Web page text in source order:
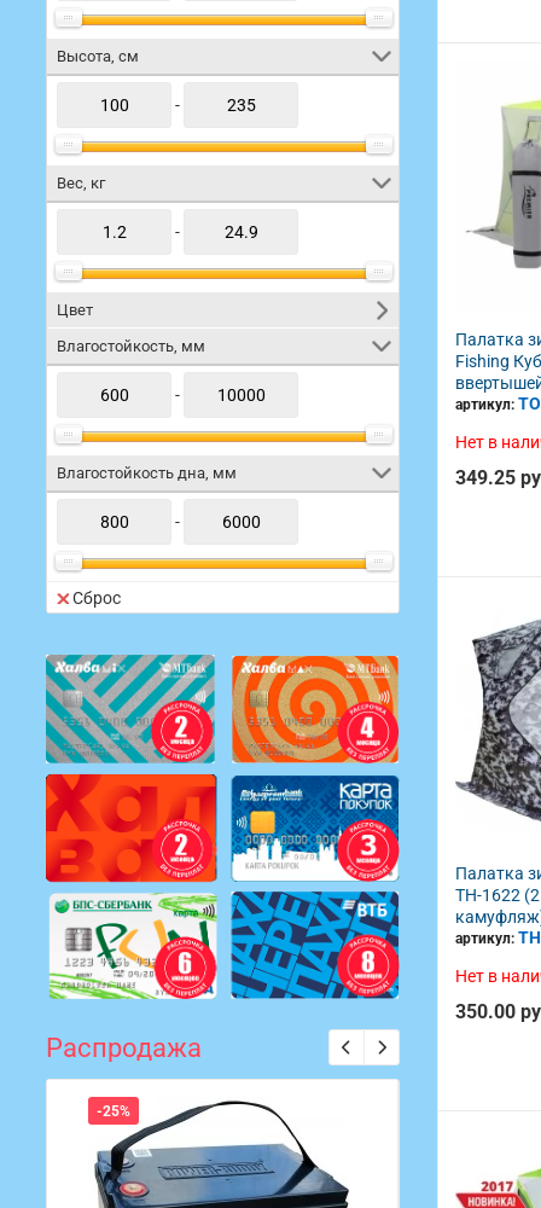
Высота, см
-
Вес, кг
-
Цвет
Влагостойкость, мм
-
Влагостойкость дна, мм
-
Сброс
Распродажа
-9%
Палатка
Fishing
артикул:
Нет в
349.25
Палатка
TH-1622
артикул:
Нет в
350.00